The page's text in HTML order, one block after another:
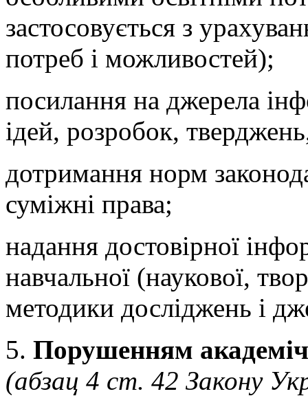
застосовується з
потреб і можливостей);
посилання на джерела
ідей, розробок,
дотримання норм
суміжні права;
надання достовірної
навчальної (наукової,
методики досліджень і
5. Порушенням
(абзац 4 ст. 42 Закону